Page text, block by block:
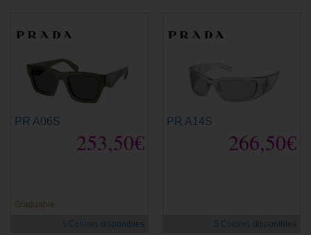
PR A06S
253,50€
Graduable
5 Colores disponibles
PR A14S
266,50€
5 Colores disponibles